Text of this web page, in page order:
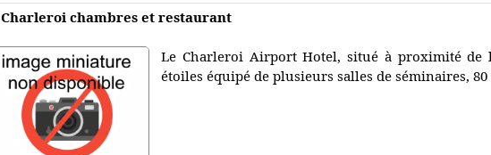
Charleroi chambres et restaurant
Le Charleroi Airport Hotel, situé à proximité de
étoiles équipé de plusieurs salles de séminaires,